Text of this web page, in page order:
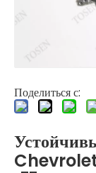
Поделиться с: